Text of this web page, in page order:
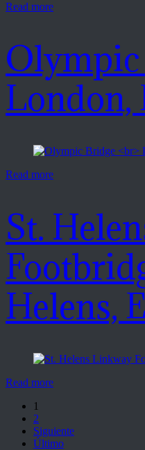
Read more
London,
Read more
St.
Helens,
Read more
1
2
Siguiente
Último